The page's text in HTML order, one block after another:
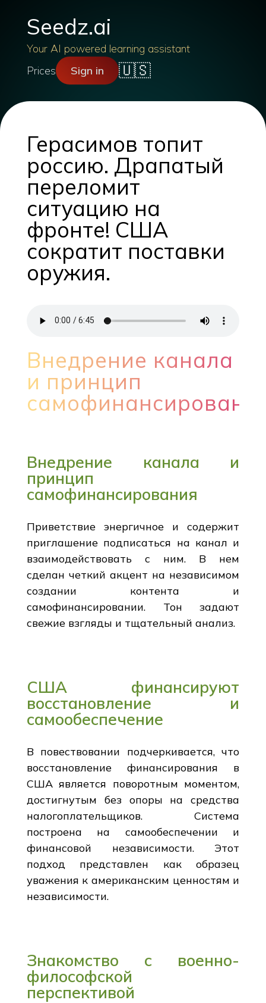
Seedz.ai
Your AI powered learning assistant
Prices
Sign in 🇺🇸
Герасимов топит
россию. Драпатый
переломит
ситуацию на
фронте! США
сократит поставки
оружия.
Внедрение канала
и принцип
Внедрение канала и
принцип
самофинансирования
Приветствие энергичное и содержит
приглашение подписаться на канал и
взаимодействовать с ним. В нем
сделан четкий акцент на независимом
создании контента и
самофинансировании. Тон задают
свежие взгляды и тщательный анализ.
США финансируют
восстановление и
самообеспечение
В повествовании подчеркивается, что
восстановление финансирования в
США является поворотным моментом,
достигнутым без опоры на средства
налогоплательщиков. Система
построена на самообеспечении и
финансовой независимости. Этот
подход представлен как образец
уважения к американским ценностям и
независимости.
Знакомство с военно-
философской
перспективой